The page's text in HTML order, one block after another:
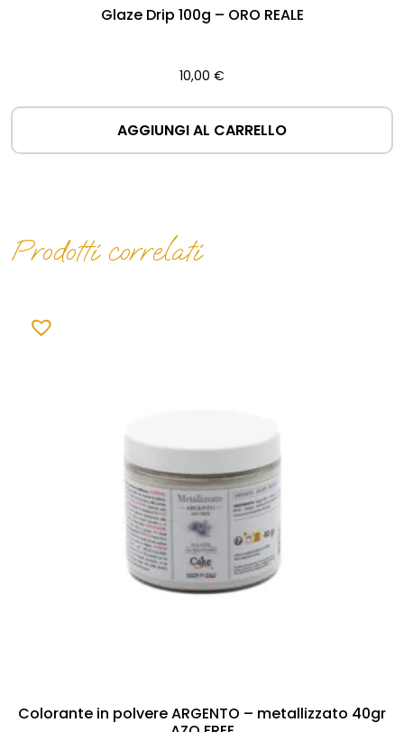
Glaze Drip 100g – ORO REALE
10,00 €
AGGIUNGI AL CARRELLO
Prodotti correlati
Colorante in polvere ARGENTO – metallizzato 40gr